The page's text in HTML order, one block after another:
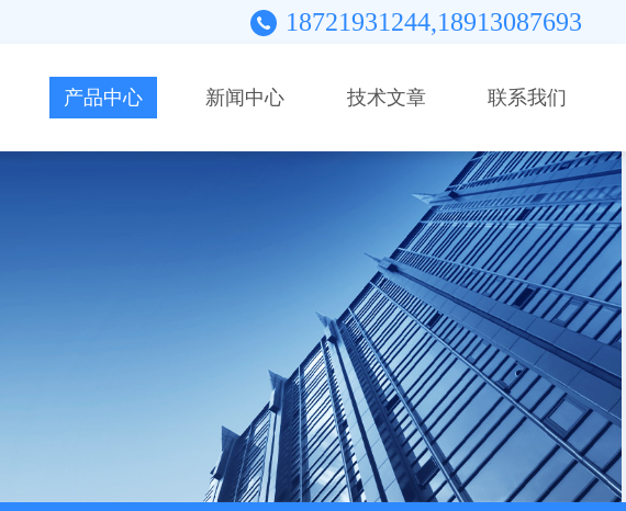
18721931244,18913087693
产品中心 新闻中心 技术文章 联系我们